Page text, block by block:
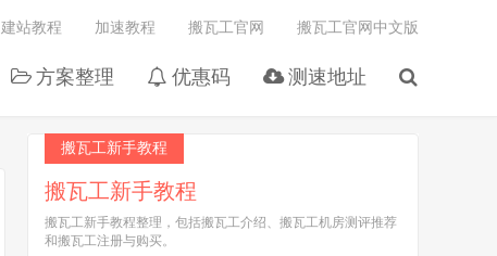
方案整理 优惠码 测速地址
建站教程 加速教程 搬瓦工官网 搬瓦工官网中文版
搬瓦工新手教程
搬瓦工新手教程
搬瓦工新手教程整理，包括搬瓦工介绍、搬瓦工机房测评推荐
和搬瓦工注册与购买。